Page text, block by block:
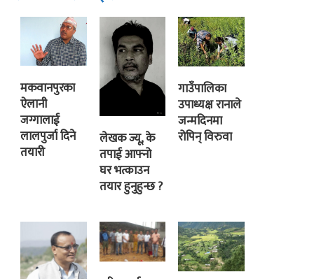
मकवानपुरका
ऐलानी
जग्गालाई
लालपुर्जा दिने
तयारी
लेखक ज्यू, के
तपाई आफ्नो
घर भत्काउन
तयार हुनुहुन्छ ?
गाउँपालिका
उपाध्यक्ष रानाले
जन्मदिनमा
रोपिन् विरुवा